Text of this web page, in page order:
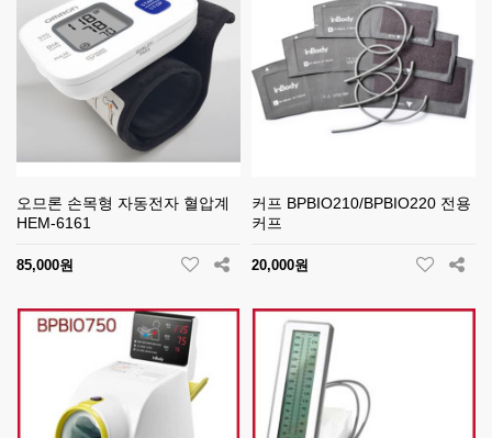
오므론 손목형 자동전자 혈압계
HEM-6161
85,000원
커프 BPBIO210/BPBIO220 전용
커프
20,000원